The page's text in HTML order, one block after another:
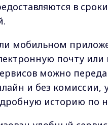
в
мобильном
почту
можно
и без комиссии,
историю по